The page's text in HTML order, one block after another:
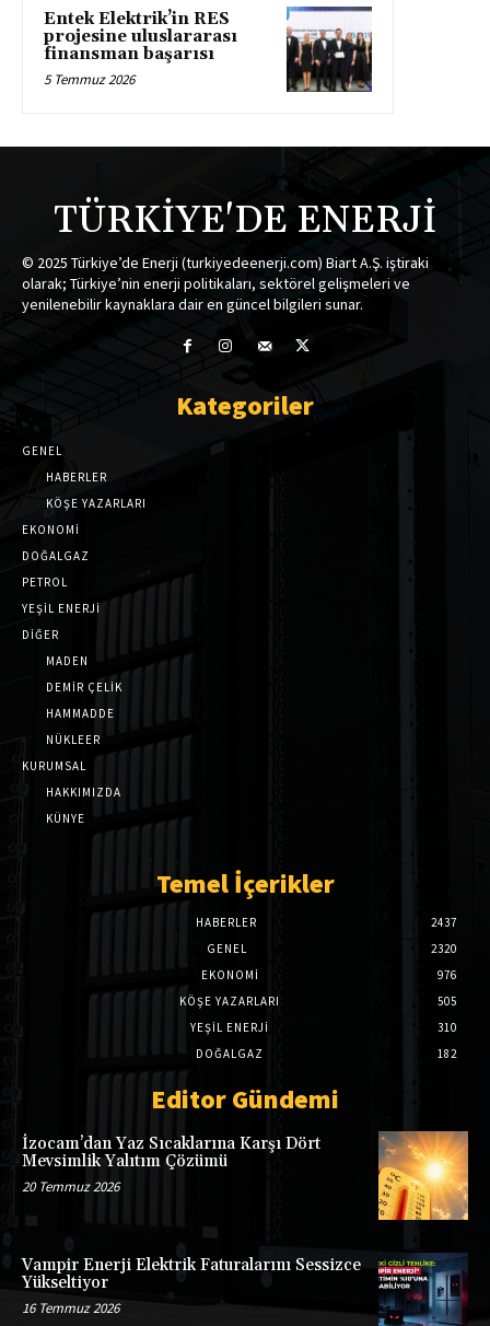
Entek Elektrik’in RES
projesine uluslararası
finansman başarısı
5 Temmuz 2026
TÜRKİYE'DE ENERJİ
© 2025 Türkiye’de Enerji (turkiyedeenerji.com) Biart A.Ş. iştiraki
olarak; Türkiye’nin enerji politikaları, sektörel gelişmeleri ve
yenilenebilir kaynaklara dair en güncel bilgileri sunar.
Kategoriler
GENEL
HABERLER
KÖŞE YAZARLARI
EKONOMİ
DOĞALGAZ
PETROL
YEŞİL ENERJİ
DİĞER
MADEN
DEMİR ÇELİK
HAMMADDE
NÜKLEER
KURUMSAL
HAKKIMIZDA
KÜNYE
Temel İçerikler
HABERLER
2437
GENEL
2320
EKONOMI
976
KÖŞE YAZARLARI
505
YEŞİL ENERJİ
310
DOĞALGAZ
182
Editor Gündemi
İzocam’dan Yaz Sıcaklarına Karşı Dört
Mevsimlik Yalıtım Çözümü
20 Temmuz 2026
Vampir Enerji Elektrik Faturalarını Sessizce
Yükseltiyor
16 Temmuz 2026